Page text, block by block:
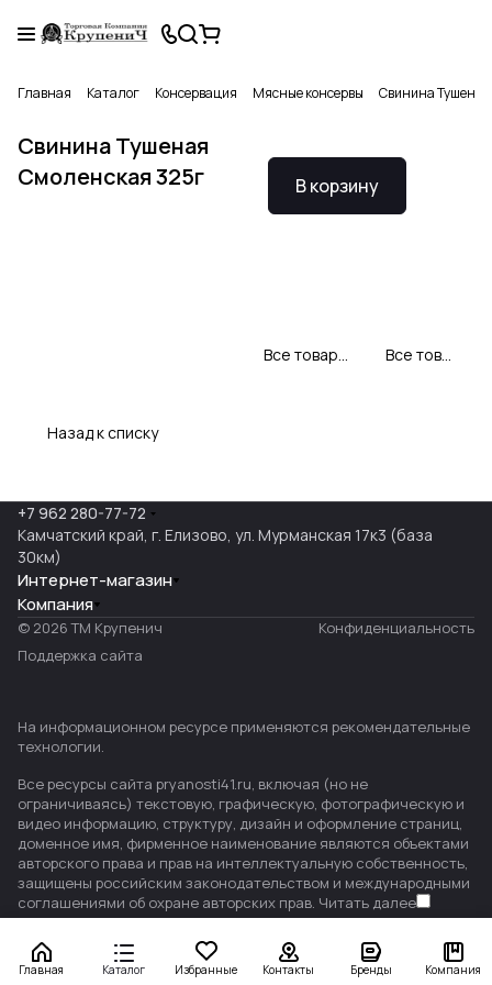
Главная Каталог Консервация Мясные консервы Свинина
Свинина Тушеная
Смоленская 325г
В корзину
Все товары Село Зеленое Все товары категории
Назад к списку
Главная Каталог Избранные Контакты Бренды Компания
+7 962 280-77-72
Камчатский край, г. Елизово, ул. Мурманская 17к3 (база
30км)
Интернет-магазин
Компания
© 2026 ТМ Крупенич
Конфиденциальность
Поддержка сайта
На информационном ресурсе применяются рекомендательные
технологии.
Все ресурсы сайта pryanosti41.ru, включая (но не
ограничиваясь) текстовую, графическую, фотографическую и
видео информацию, структуру, дизайн и оформление страниц,
доменное имя, фирменное наименование являются объектами
авторского права и прав на интеллектуальную собственность,
защищены российским законодательством и международными
соглашениями об охране авторских прав. Читать далее